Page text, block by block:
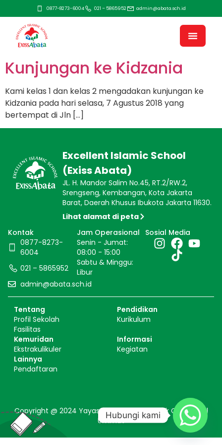
0877-8273-6004 021 – 5865952 admin@abata.sch.id
Kunjungan ke Kidzania
Kami kelas 1 dan kelas 2 mengadakan kunjungan ke
Kidzania pada hari selasa, 7 Agustus 2018 yang
bertempat di Jln […]
Excellent Islamic School
(Exiss Abata)
JL. H. Mandor Salim No.45, RT.2/RW.2,
Srengseng, Kembangan, Kota Jakarta
Barat, Daerah Khusus Ibukota Jakarta 11630.
Lihat alamat di peta
Kontak
0877-8273-
6004
021 – 5865952
admin@abata.sch.id
Jam Operasional
Senin - Jumat:
08:00 - 15:00
Sabtu & Minggu:
Libur
Sosial Media
Tentang
Profil Sekolah
Fasilitas
Pendidikan
Kurikulum
Kemuridan
Ekstrakulikuler
Informasi
Kegiatan
Lainnya
Pendaftaran
Copyright @ 2024 Yayasan Ayahbunda Anak Cucu Cikal
Ummat
Hubungi kami